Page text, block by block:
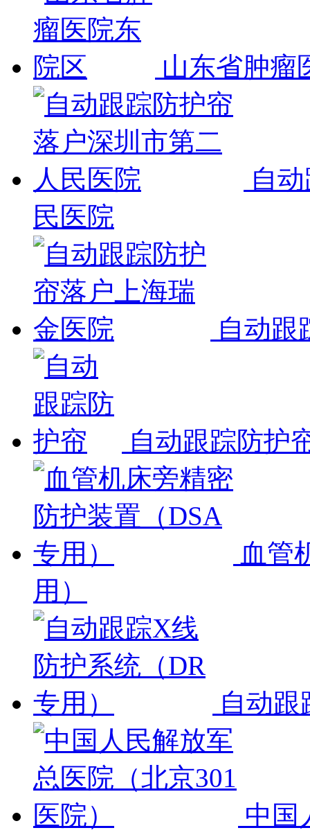
山东省肿瘤
自
民医院
自动跟
自动跟踪防护
血管
用）
自动
中国